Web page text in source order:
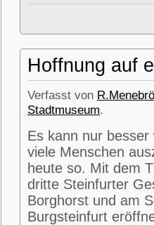
Hoffnung auf
Verfasst von
Stadtmuseum.
Es kann nur
viele Menschen
heute so. Mit dem
dritte Steinfurter
Borghorst und am
Burgsteinfurt